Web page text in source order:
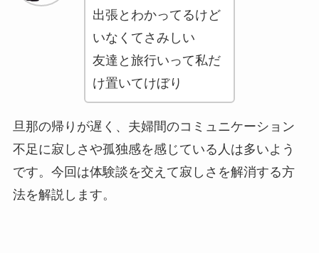
出張とわかってるけど
いなくてさみしい
友達と旅行いって私だ
け置いてけぼり
旦那の帰りが遅く、夫婦間のコミュニケーション
不足に寂しさや孤独感を感じている人は多いよう
です。今回は体験談を交えて寂しさを解消する方
法を解説します。